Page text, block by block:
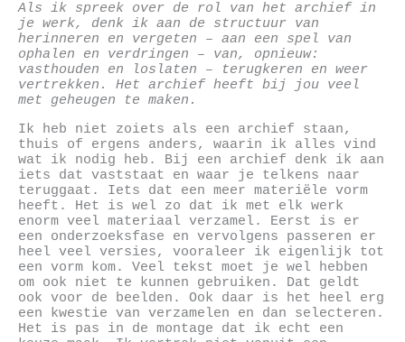
Als ik spreek over de rol van het archief in
je werk, denk ik aan de structuur van
herinneren en vergeten – aan een spel van
ophalen en verdringen – van, opnieuw:
vasthouden en loslaten – terugkeren en weer
vertrekken. Het archief heeft bij jou veel
met geheugen te maken.
Ik heb niet zoiets als een archief staan,
thuis of ergens anders, waarin ik alles vind
wat ik nodig heb. Bij een archief denk ik aan
iets dat vaststaat en waar je telkens naar
teruggaat. Iets dat een meer materiële vorm
heeft. Het is wel zo dat ik met elk werk
enorm veel materiaal verzamel. Eerst is er
een onderzoeksfase en vervolgens passeren er
heel veel versies, vooraleer ik eigenlijk tot
een vorm kom. Veel tekst moet je wel hebben
om ook niet te kunnen gebruiken. Dat geldt
ook voor de beelden. Ook daar is het heel erg
een kwestie van verzamelen en dan selecteren.
Het is pas in de montage dat ik echt een